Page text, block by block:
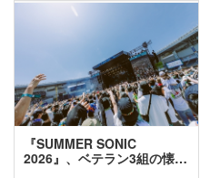
『SUMMER SONIC
2026』、ベテラン3組の懐…